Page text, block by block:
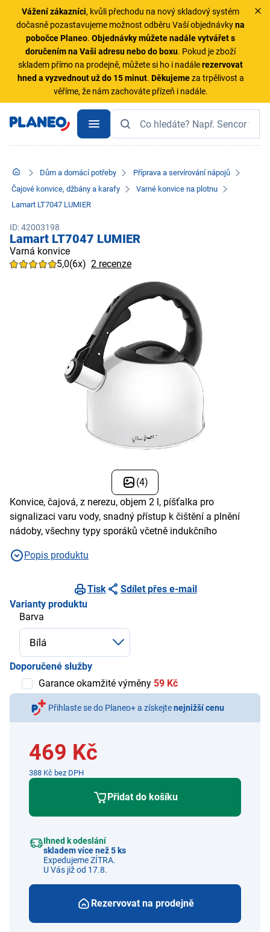
Vážení zákazníci, kvůli přechodu na nový skladový systém
dočasně pozastavujeme možnost odběru Vaší objednávkyna
pobočce Planeo.Objednávky můžete nadále vytvářet s
doručením na Vaši adresu nebo do boxu. Pokud je zboží
skladem přímo na prodejně, můžete si ho i nadálerezervovat
hned a vyzvednout už do 15 minut. Děkujemeza trpělivost a
věříme, že nám zachováte přízeň i nadále.
Dům a domácí potřeby
Příprava a servírování nápojů
Čajové konvice, džbány a karafy
Varné konvice na plotnu
Lamart LT7047 LUMIER
ID: 42003198
Lamart LT7047 LUMIER
Varná konvice
5,0(6x) 2 recenze
(4)
Konvice, čajová, z nerezu, objem 2 l, píšťalka pro
signalizaci varu vody, snadný přístup k čištění a plnění
nádoby, všechny typy sporáků včetně indukčního
Popis produktu
Tisk
Sdílet přes e-mail
Varianty produktu
Barva
Doporučené služby
Garance okamžité výměny 59 Kč
Přihlaste se do Planeo+ a získejtenejnižší cenu
469 Kč
388 Kč bez DPH
Přidat do košíku
Ihned k odeslání
skladem více než 5 ks
Expedujeme ZÍTRA.
U Vás již od 17.8.
Rezervovat na prodejně